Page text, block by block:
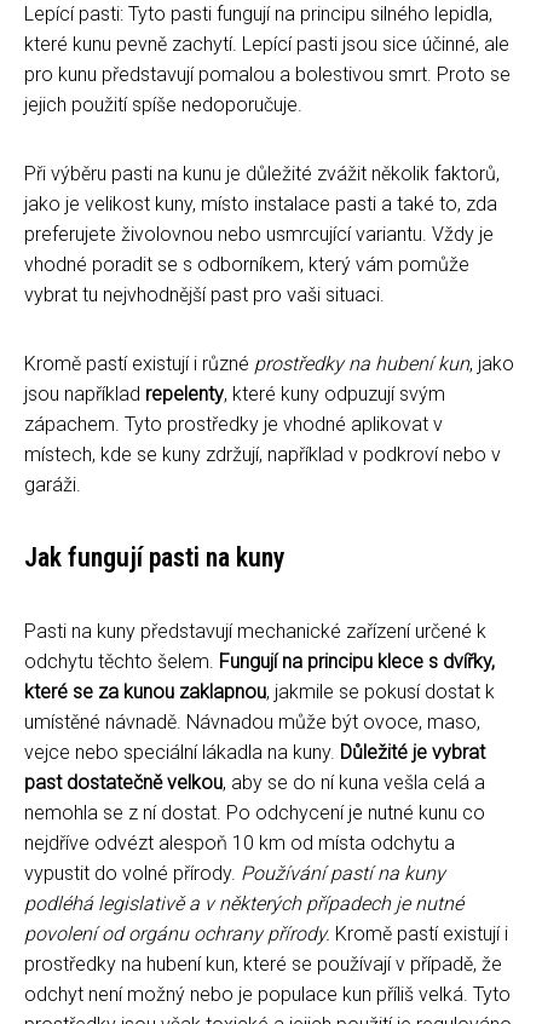
Lepící pasti: Tyto pasti fungují na principu silného lepidla,
které kunu pevně zachytí. Lepící pasti jsou sice účinné, ale
pro kunu představují pomalou a bolestivou smrt. Proto se
jejich použití spíše nedoporučuje.
Při výběru pasti na kunu je důležité zvážit několik faktorů,
jako je velikost kuny, místo instalace pasti a také to, zda
preferujete živolovnou nebo usmrcující variantu. Vždy je
vhodné poradit se s odborníkem, který vám pomůže
vybrat tu nejvhodnější past pro vaši situaci.
Kromě pastí existují i ​​různé prostředky na hubení kun, jako
jsou například repelenty, které kuny odpuzují svým
zápachem. Tyto prostředky je vhodné aplikovat v
místech, kde se kuny zdržují, například v podkroví nebo v
garáži.
Jak fungují pasti na kuny
Pasti na kuny představují mechanické zařízení určené k
odchytu těchto šelem. Fungují na principu klece s dvířky,
které se za kunou zaklapnou, jakmile se pokusí dostat k
umístěné návnadě. Návnadou může být ovoce, maso,
vejce nebo speciální lákadla na kuny. Důležité je vybrat
past dostatečně velkou, aby se do ní kuna vešla celá a
nemohla se z ní dostat. Po odchycení je nutné kunu co
nejdříve odvézt alespoň 10 km od místa odchytu a
vypustit do volné přírody. Používání pastí na kuny
podléhá legislativě a v některých případech je nutné
povolení od orgánu ochrany přírody. Kromě pastí existují i ​​
prostředky na hubení kun, které se používají v případě, že
odchyt není možný nebo je populace kun příliš velká. Tyto